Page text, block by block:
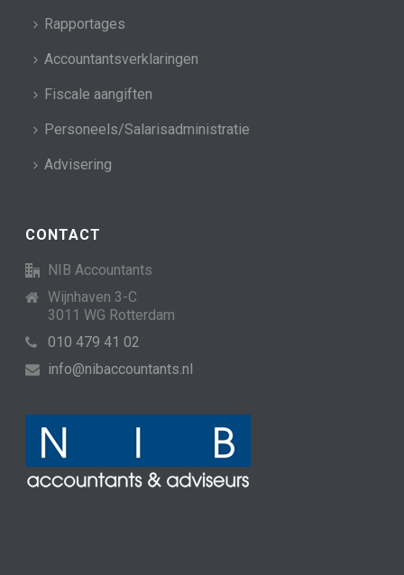
Rapportages
Accountantsverklaringen
Fiscale aangiften
Personeels/Salarisadministratie
Advisering
CONTACT
NIB Accountants
Wijnhaven 3-C
3011 WG Rotterdam
010 479 41 02
info@nibaccountants.nl